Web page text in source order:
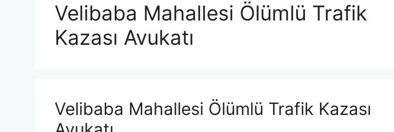
Velibaba Mahallesi Ölümlü Trafik
Kazası Avukatı
Velibaba Mahallesi Ölümlü Trafik Kazası